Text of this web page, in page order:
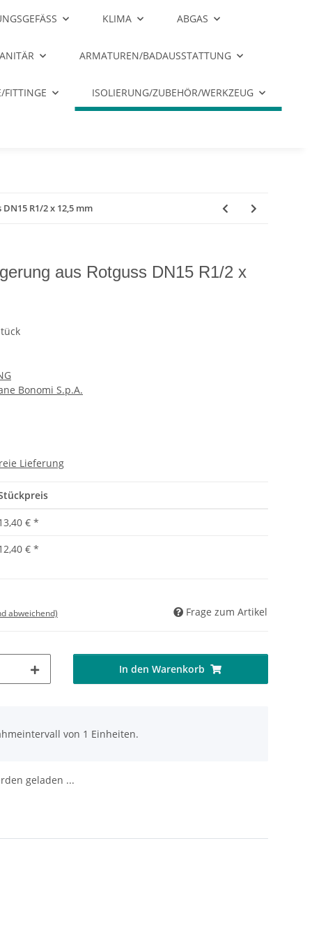
KLIMA ABGAS
ARMATUREN/BADAUSSTATTUNG
FITTINGE ISOLIERUNG/ZUBEHÖR/WERKZEUG
R1/2 x 12,5 mm
aus Rotguss DN15 R1/2 x
Bonomi S.p.A.
Lieferung
€ *
€ *
abweichend) Frage zum Artikel
In den Warenkorb
von 1 Einheiten.
geladen ...